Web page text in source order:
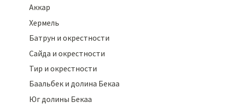
Аккар
Хермель
Батрун и окрестности
Сайда и окрестности
Тир и окрестности
Баальбек и долина Бекаа
Юг долины Бекаа